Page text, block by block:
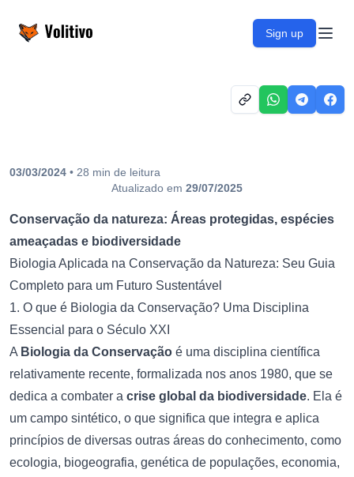
Volitivo Sign up
03/03/2024 • 28 min de leitura
Atualizado em 29/07/2025
Conservação da natureza: Áreas protegidas, espécies
ameaçadas e biodiversidade
Biologia Aplicada na Conservação da Natureza: Seu Guia
Completo para um Futuro Sustentável
1. O que é Biologia da Conservação? Uma Disciplina
Essencial para o Século XXI
A Biologia da Conservação é uma disciplina científica
relativamente recente, formalizada nos anos 1980, que se
dedica a combater a crise global da biodiversidade. Ela é
um campo sintético, o que significa que integra e aplica
princípios de diversas outras áreas do conhecimento, como
ecologia, biogeografia, genética de populações, economia,